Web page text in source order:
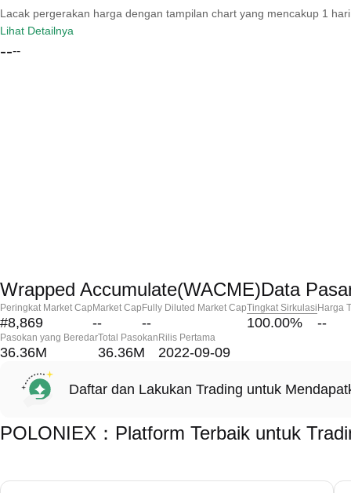
Lacak pergerakan harga dengan tampilan chart yang mencakup 1
Lihat Detailnya
----
Wrapped Accumulate(WACME)Data
Peringkat Market Cap
#8,869
Market Cap
--
Fully Diluted Market Cap
--
Tingkat Sirkulasi
100.00%
Harga
--
Pasokan yang Beredar
36.36M
Total Pasokan
36.36M
Rilis Pertama
2022-09-09
Daftar dan Lakukan Trading untuk
POLONIEX：Platform Terbaik untuk